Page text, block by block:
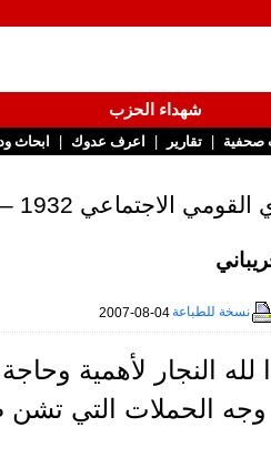
شهداء الحزب
صحفية | تقارير | اعرف عدوك | ابحاث
1932 – 1949 جزء 2
نسخة للطباعة2007-08-04
النجار لأهمية
في وجه الحملات التي